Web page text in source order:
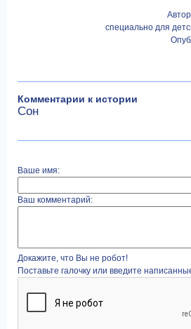
специально для
Комментарии к истории
Сон
Ваше имя:
Ваш комментарий:
Докажите, что Вы не робот!
Поставьте галочку или введите